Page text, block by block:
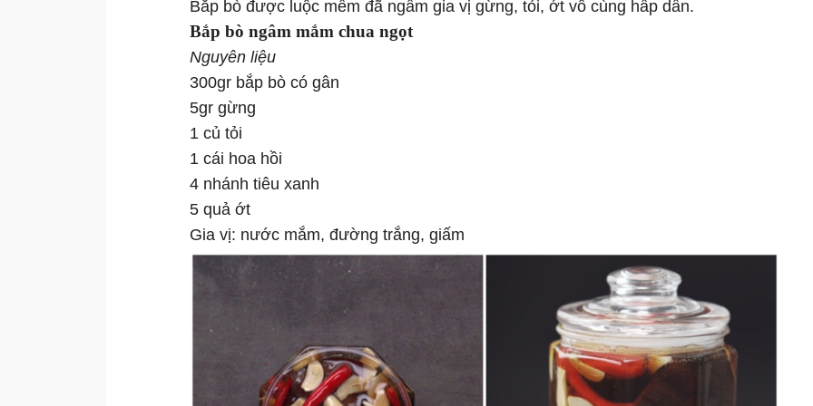
Bắp bò được luộc mềm đã ngấm gia vị gừng, tỏi, ớt vô cùng hấp dẫn.
Bắp bò ngâm mắm chua ngọt
Nguyên liệu
300gr bắp bò có gân
5gr gừng
1 củ tỏi
1 cái hoa hồi
4 nhánh tiêu xanh
5 quả ớt
Gia vị: nước mắm, đường trắng, giấm